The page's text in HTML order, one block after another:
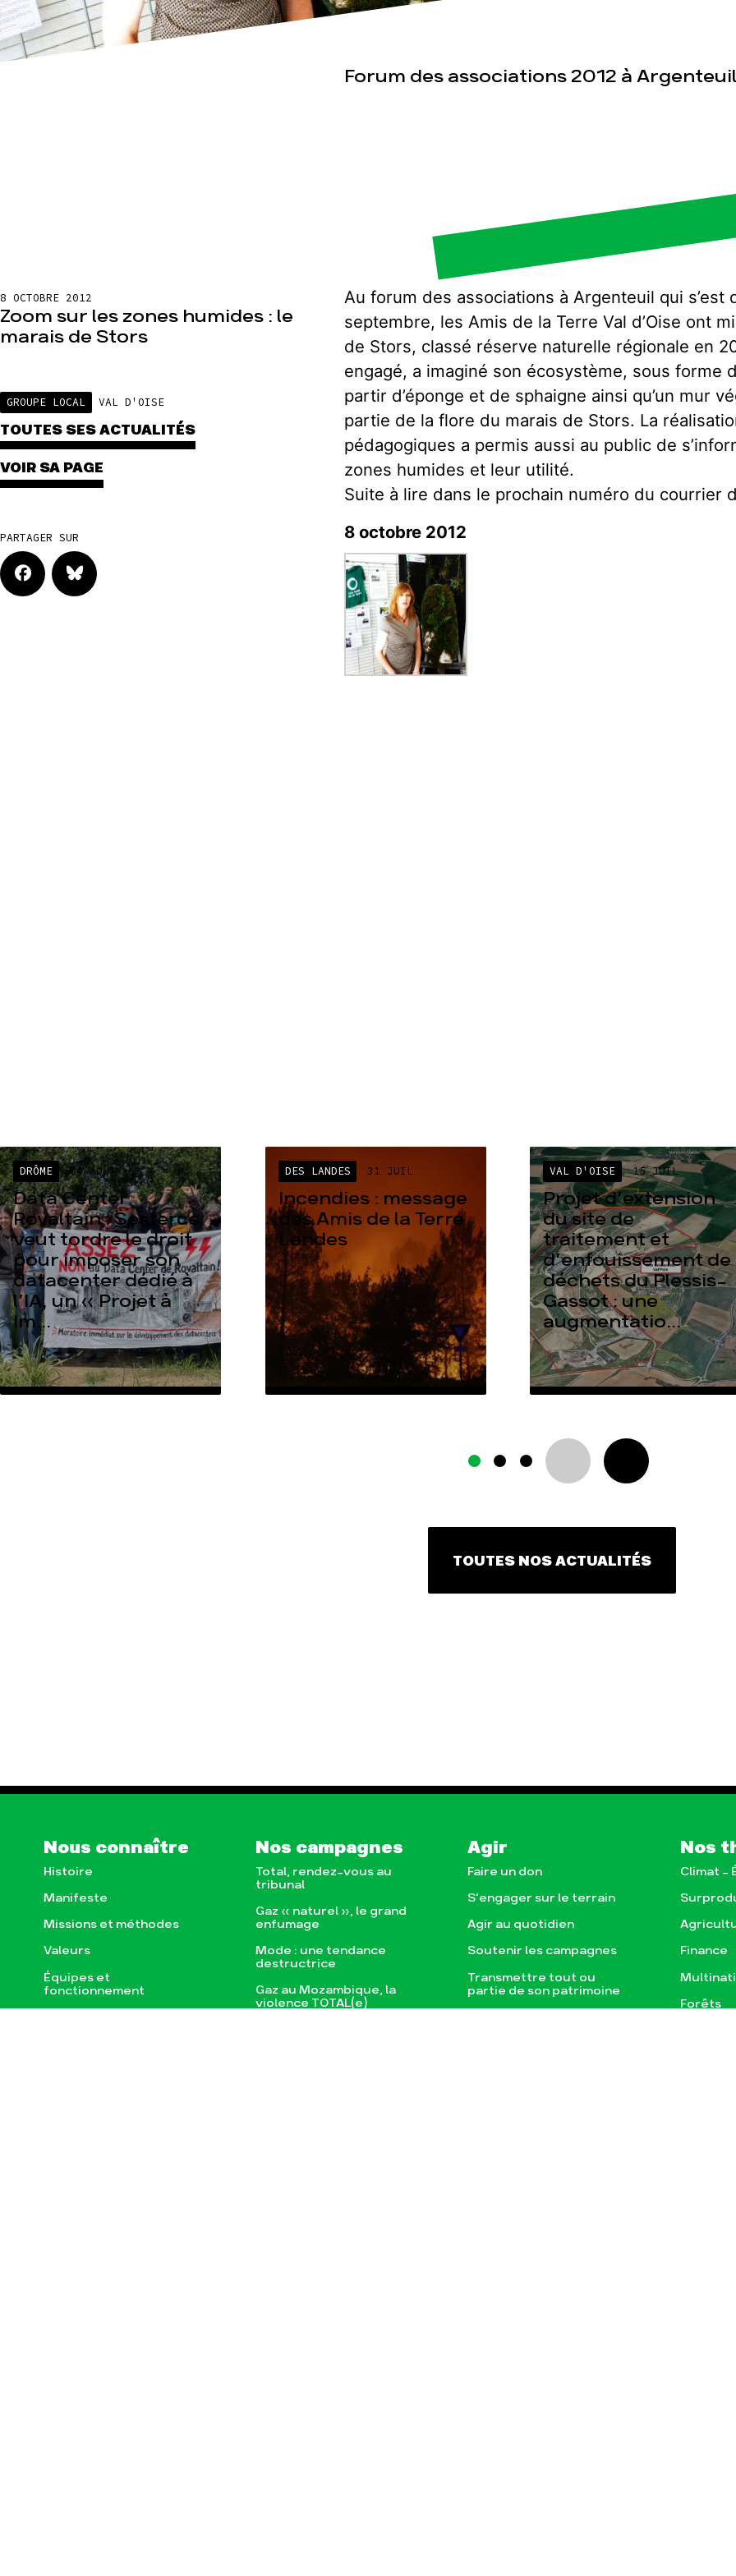
Actualités
Forum des associations 2012 à Argenteuil
8 OCTOBRE 2012
Zoom sur les zones humides : le
marais de Stors
GROUPE LOCAL VAL D'OISE
TOUTES SES ACTUALITÉS
VOIR SA PAGE
PARTAGER SUR
Au forum des associations à Argenteuil qui s’est
septembre, les Amis de la Terre Val d’Oise ont
de Stors, classé réserve naturelle régionale en
engagé, a imaginé son écosystème, sous forme
partir d’éponge et de sphaigne ainsi qu’un mur
partie de la flore du marais de Stors. La
pédagogiques a permis aussi au public de
zones humides et leur utilité.
Suite à lire dans le prochain numéro du courrier
8 octobre 2012
DRÔME 04 AOÛT
Data Center
Rovaltain : Sesterce
veut tordre le droit
pour imposer son
datacenter dédié à
l’IA, un « Projet à
Im...
DES LANDES 31 JUIL
Incendies : message
des Amis de la Terre
Landes
VAL D'OISE 15 JUIL
Projet d’extension
du site de
traitement et
d’enfouissement de
déchets du Plessis-
Gassot : une
augmentatio...
TOUTES NOS ACTUALITÉS
Nous connaître
Histoire
Manifeste
Missions et méthodes
Valeurs
Équipes et
fonctionnement
Nos campagnes
Total, rendez-vous au
tribunal
Gaz « naturel », le grand
enfumage
Mode : une tendance
destructrice
Gaz au Mozambique, la
violence TOTAL(e)
Agir
Faire un don
S'engager sur le terrain
Agir au quotidien
Soutenir les campagnes
Transmettre tout ou
partie de son patrimoine
Nos
Climat –
Finance
Forêts